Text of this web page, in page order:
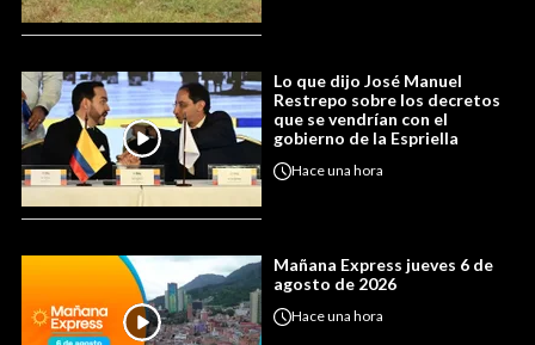
Lo que dijo José Manuel
Restrepo sobre los decretos
que se vendrían con el
gobierno de la Espriella
Haceuna hora
Mañana Express jueves 6 de
agosto de 2026
Haceuna hora